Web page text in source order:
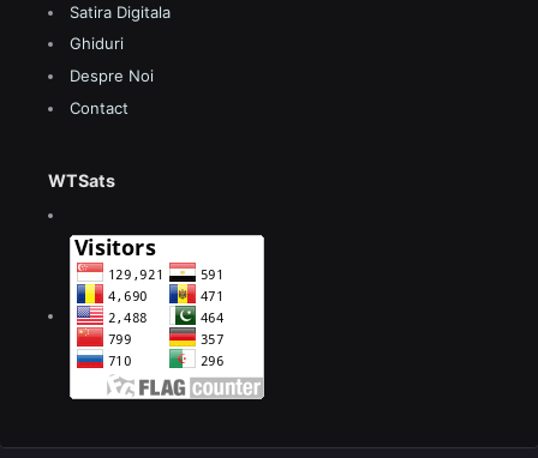
Satira Digitala
Ghiduri
Despre Noi
Contact
WTSats